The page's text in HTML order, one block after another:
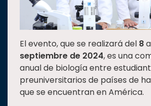
Historia
Universiada
El evento, que se realizará del 8
septiembre de 2024, es una
anual de biología entre
preuniversitarios de países de
que se encuentran en América.